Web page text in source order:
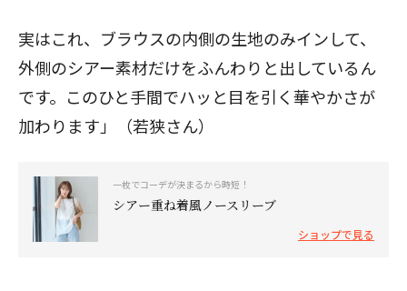
実はこれ、ブラウスの内側の生地のみインして、
外側のシアー素材だけをふんわりと出しているん
です。このひと手間でハッと目を引く華やかさが
加わります」（若狭さん）
一枚でコーデが決まるから時短！
シアー重ね着風ノースリーブ
ショップで見る